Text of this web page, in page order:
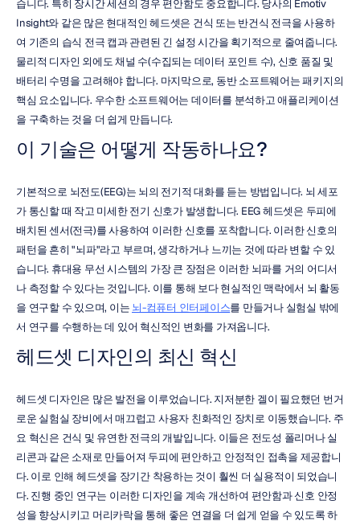
습니다. 특히 장시간 세션의 경우 편안함도 중요합니다. 당사의 Emotiv
Insight와 같은 많은 현대적인 헤드셋은 건식 또는 반건식 전극을 사용하
여 기존의 습식 전극 캡과 관련된 긴 설정 시간을 획기적으로 줄여줍니다.
물리적 디자인 외에도 채널 수(수집되는 데이터 포인트 수), 신호 품질 및
배터리 수명을 고려해야 합니다. 마지막으로, 동반 소프트웨어는 패키지의
핵심 요소입니다. 우수한 소프트웨어는 데이터를 분석하고 애플리케이션
을 구축하는 것을 더 쉽게 만듭니다.
이 기술은 어떻게 작동하나요?
기본적으로 뇌전도(EEG)는 뇌의 전기적 대화를 듣는 방법입니다. 뇌 세포
가 통신할 때 작고 미세한 전기 신호가 발생합니다. EEG 헤드셋은 두피에
배치된 센서(전극)를 사용하여 이러한 신호를 포착합니다. 이러한 신호의
패턴을 흔히 "뇌파"라고 부르며, 생각하거나 느끼는 것에 따라 변할 수 있
습니다. 휴대용 무선 시스템의 가장 큰 장점은 이러한 뇌파를 거의 어디서
나 측정할 수 있다는 것입니다. 이를 통해 보다 현실적인 맥락에서 뇌 활동
을 연구할 수 있으며, 이는 뇌-컴퓨터 인터페이스를 만들거나 실험실 밖에
서 연구를 수행하는 데 있어 혁신적인 변화를 가져옵니다.
헤드셋 디자인의 최신 혁신
헤드셋 디자인은 많은 발전을 이루었습니다. 지저분한 겔이 필요했던 번거
로운 실험실 장비에서 매끄럽고 사용자 친화적인 장치로 이동했습니다. 주
요 혁신은 건식 및 유연한 전극의 개발입니다. 이들은 전도성 폴리머나 실
리콘과 같은 소재로 만들어져 두피에 편안하고 안정적인 접촉을 제공합니
다. 이로 인해 헤드셋을 장기간 착용하는 것이 훨씬 더 실용적이 되었습니
다. 진행 중인 연구는 이러한 디자인을 계속 개선하여 편안함과 신호 안정
성을 향상시키고 머리카락을 통해 좋은 연결을 더 쉽게 얻을 수 있도록 하